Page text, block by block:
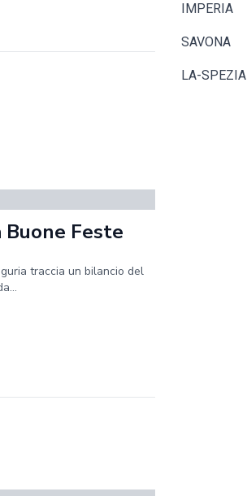
Buone Feste
traccia un bilancio del
IMPERIA
SAVONA
LA-SPEZIA